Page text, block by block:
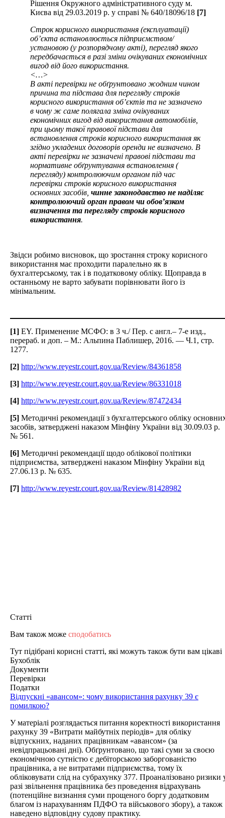
Рішення Окружного адміністративного суду м.
Києва від 29.03.2019 р. у справі № 640/18096/18 [7]
Строк корисного використання (експлуатації)
об’єкта встановлюється підприємством/
установою (у розпорядчому акті), перегляд якого
передбачається в разі зміни очікуваних економічних
вигод від його використання.
<…>
В акті перевірки не обґрунтовано жодним чином
причина та підстава для перегляду строків
корисного використання об’єктів та не зазначено
в чому ж саме полягала зміна очікуваних
економічних вигод від використання автомобілів,
при цьому такої правової підстави для
встановлення строків корисного використання як
згідно укладених договорів оренди не визначено. В
акті перевірки не зазначені правові підстави та
нормативне обґрунтування встановлення (
перегляду) контролюючим органом під час
перевірки строків корисного використання
основних засобів, чинне законодавство не наділяє
контролюючий орган правом чи обов’язком
визначення та перегляду строків корисного
використання.
Звідси робимо висновок, що зростання строку корисного
використання має проходити паралельно як в
бухгалтерському, так і в податковому обліку. Щоправда в
останньому не варто забувати порівнювати його із
мінімальним.
[1] EY. Применение МСФО: в 3 ч./ Пер. с англ.– 7-е изд.,
перераб. и доп. – М.: Альпина Паблишер, 2016. — Ч.1, стр.
1277.
[2] http://www.reyestr.court.gov.ua/Review/84361858
[3] http://www.reyestr.court.gov.ua/Review/86331018
[4] http://www.reyestr.court.gov.ua/Review/87472434
[5] Методичні рекомендації з бухгалтерського обліку
засобів, затверджені наказом Мінфіну України від 30.09.03 р.
№ 561.
[6] Методичні рекомендації щодо облікової політики
підприємства, затверджені наказом Мінфіну України від
27.06.13 р. № 635.
[7] http://www.reyestr.court.gov.ua/Review/81428982
Статті
Вам також може сподобатись
Тут підібрані корисні статті, які можуть також бути вам цікаві
Бухоблік
Документи
Перевірки
Податки
Відпускні «авансом»: чому використання рахунку 39 є
помилкою?
У матеріалі розглядається питання коректності використання
рахунку 39 «Витрати майбутніх періодів» для обліку
відпускних, наданих працівникам «авансом» (за
невідпрацьовані дні). Обґрунтовано, що такі суми за своєю
економічною сутністю є дебіторською заборгованістю
працівника, а не витратами підприємства, тому їх
обліковувати слід на субрахунку 377. Проаналізовано ризики
разі звільнення працівника без проведення відрахувань
(потенційне визнання суми прощеного боргу додатковим
благом із нарахуванням ПДФО та військового збору), а також
наведено відповідну судову практику.